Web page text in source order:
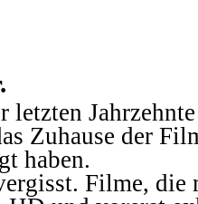
letzten
Zuhause der
haben.
Filme, die